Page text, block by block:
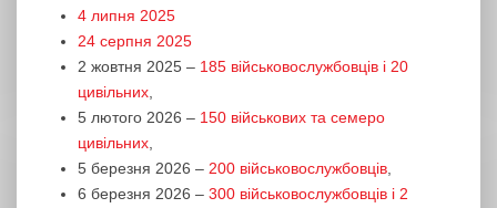
4 липня 2025
24 серпня 2025
2 жовтня 2025 – 185 військовослужбовців і 20
цивільних
5 лютого 2026 – 150 військових та семеро
цивільних
5 березня 2026 – 200 військовослужбовців
6 березня 2026 – 300 військовослужбовців і 2